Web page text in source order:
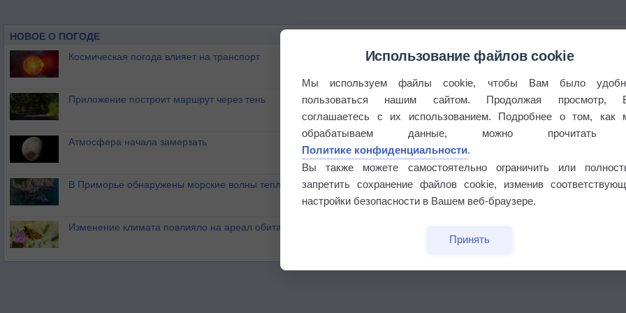
НОВОЕ О ПОГОДЕ
Космическая погода влияет на транспорт
Приложение построит маршрут через тень
Атмосфера начала замерзать
В Приморье обнаружены морские волны тепла
Изменение климата повлияло на ареал обитания бабочек
Использование файлов cookie
Мы используем файлы cookie, чтобы Вам было
пользоваться нашим сайтом. Продолжая просмотр,
соглашаетесь с их использованием. Подробнее о том, как
обрабатываем данные, можно прочитать
Политике конфиденциальности.
Вы также можете самостоятельно ограничить или
запретить сохранение файлов cookie, изменив
настройки безопасности в Вашем веб-браузере.
Принять